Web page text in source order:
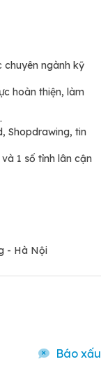
ngành kỹ
hoàn thiện, làm
Shopdrawing, tin
1 số tỉnh lân cận
- Hà Nội
Báo xấu